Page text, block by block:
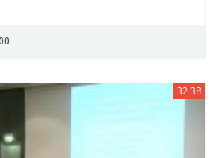
32:38